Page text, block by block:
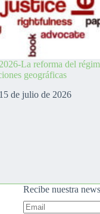
La reforma del
geográficas
15 de julio de 2026
Recibe nuestra